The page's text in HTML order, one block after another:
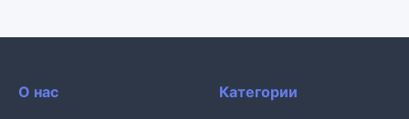
О нас Категории